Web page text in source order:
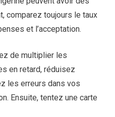
comparez toujours le taux
et l’acceptation.
de multiplier les
en retard, réduisez
les erreurs dans vos
Ensuite, tentez une carte